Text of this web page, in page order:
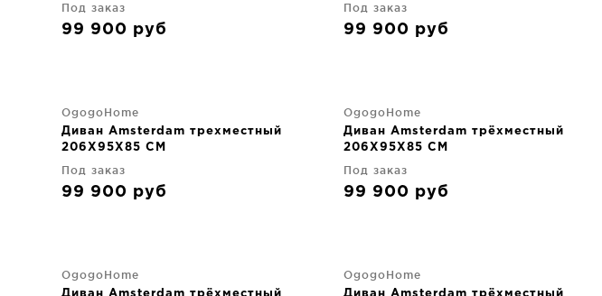
Под заказ
99 900 руб
Под заказ
99 900 руб
OgogoHome
Диван Amsterdam трехместный
206X95X85 CM
Под заказ
99 900 руб
OgogoHome
Диван Amsterdam трёхместный
206X95X85 CM
Под заказ
99 900 руб
OgogoHome
Диван Amsterdam трёхместный
OgogoHome
Диван Amsterdam трёхместный